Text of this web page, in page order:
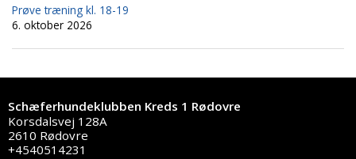
Prøve træning kl. 18-19
6. oktober 2026
Schæferhundeklubben Kreds 1 Rødovre
Korsdalsvej 128A
2610 Rødovre
+4540514231